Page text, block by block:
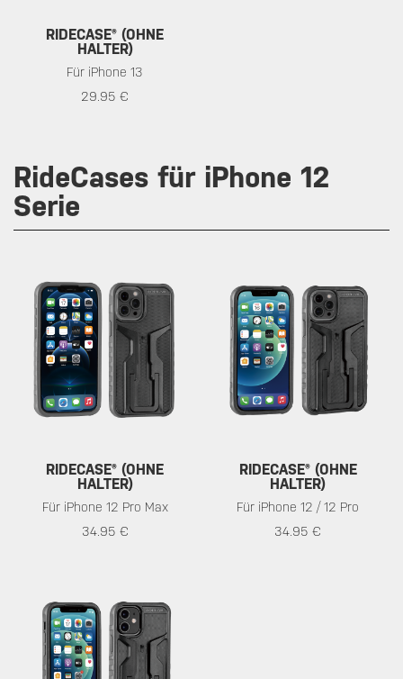
RIDECASE® (OHNE
HALTER)
Für iPhone 13
29.95 €
RideCases für iPhone 12
Serie
RIDECASE® (OHNE
HALTER)
Für iPhone 12 Pro Max
34.95 €
RIDECASE® (OHNE
HALTER)
Für iPhone 12 / 12 Pro
34.95 €